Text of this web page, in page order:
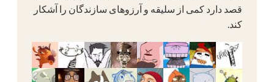
قصد دارد کمی از سلیقه و آرزوهای سازندگان را آشکار
کند.